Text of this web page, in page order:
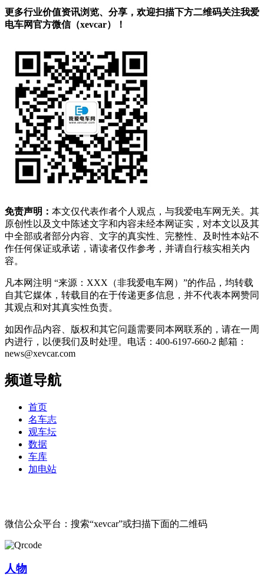
更多行业价值资讯浏览、分享，欢迎扫描下方二维码关注我爱
电车网官方微信（xevcar）！
免责声明： 本文仅代表作者个人观点，与我爱电车网无关。其
原创性以及文中陈述文字和内容未经本网证实，对本文以及其
中全部或者部分内容、文字的真实性、完整性、及时性本站不
作任何保证或承诺，请读者仅作参考，并请自行核实相关内
容。
凡本网注明 “来源：XXX（非我爱电车网）”的作品，均转载
自其它媒体，转载目的在于传递更多信息，并不代表本网赞同
其观点和对其真实性负责。
如因作品内容、版权和其它问题需要同本网联系的，请在一周
内进行，以便我们及时处理。电话：400-6197-660-2 邮箱：
news@xevcar.com
频道导航
首页
名车志
观车坛
数据
车库
加电站
微信公众平台：搜索“xevcar”或扫描下面的二维码
人物